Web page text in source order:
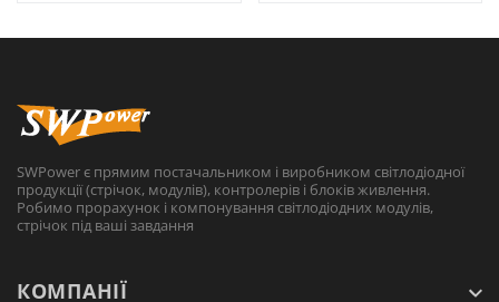
SWPower є прямим постачальником і виробником світлодіодної
продукції (стрічок, модулів), контролерів і блоків живлення.
Робимо прорахунок і компонування світлодіодних модулів,
стрічок під ваші завдання
КОМПАНІЇ